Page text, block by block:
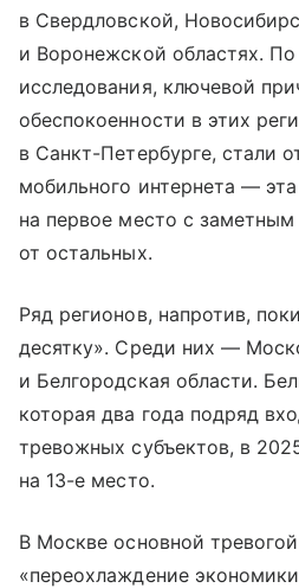
в Свердловской,
и Воронежской областях.
исследования, ключевой
обеспокоенности в этих
в Санкт-Петербурге, стали
мобильного интернета —
на первое место с
от остальных.
Ряд регионов, напротив,
десятку». Среди них —
и Белгородская области.
которая два года подряд
тревожных субъектов, в
на 13-е место.
В Москве основной
«переохлаждение